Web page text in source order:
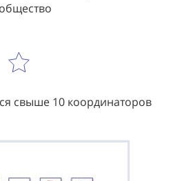
свыше 10 координаторов